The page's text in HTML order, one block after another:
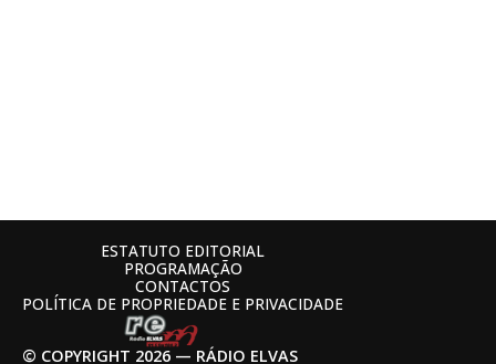
© COPYRIGHT 2026 — RÁDIO ELVAS
ESTATUTO EDITORIAL
PROGRAMAÇÃO
CONTACTOS
POLÍTICA DE PROPRIEDADE E PRIVACIDADE